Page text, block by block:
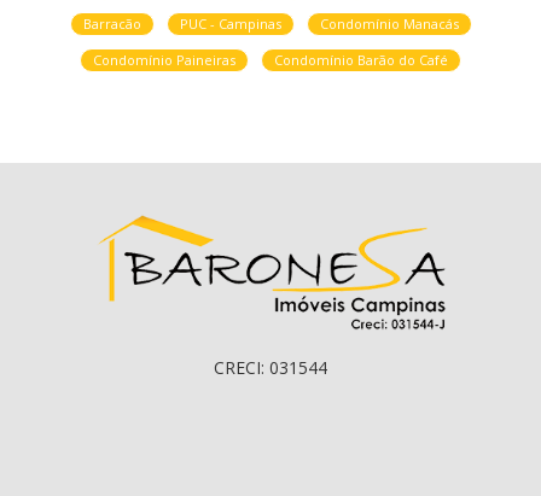
Barracão
PUC - Campinas
Condomínio Manacás
Condomínio Paineiras
Condomínio Barão do Café
CRECI: 031544